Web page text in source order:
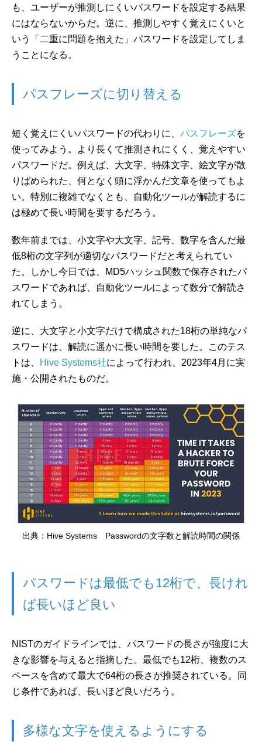
も、ユーザーが推測しにくいパスワードを設定する結果
にはならないからだ。逆に、推測しやすく覚えにくいと
いう「二重に問題を抱えた」パスワードを設定してしま
うことになる。
パスフレーズに切り替える
短く覚えにくいパスワードの代わりに、 パスフレーズを
使ってみよう。より長くて推測されにくく、覚えやすい
パスワードだ。例えば、大文字、特殊文字、絵文字が散
りばめられた、何となく頭に浮かんだ文章を使ってもよ
い。特別に複雑でなくとも、自動化ツールが解読するに
は極めて長い時間を要するだろう。
数年前までは、小文字や大文字、記号、数字を含んだ最
低8桁の文字列が適切なパスワードだと考えられてい
た。しかし今日では、MD5ハッシュ関数で保存されたパ
スワードであれば、自動化ツールによって数分で解読さ
れてしまう。
逆に、大文字と小文字だけで構成された18桁の単純なパ
スワードは、解読に遥かに長い時間を要した。このテス
トは、
Hive Systems社によって行われ、2023年4月に実
施・公開されたものだ。
出典：Hive Systems Passwordの文字数と解読時間の関係
パスワードは最低でも12桁で、長けれ
ば長いほど良い
NISTのガイドラインでは、パスワードの長さが強度に大
きな影響を与えると指摘した。最低でも12桁、複数のス
ペースを含めて最大で64桁の長さが推奨されている。同
じ条件であれば、長いほど良いだろう。
多様な文字を使えるようにする